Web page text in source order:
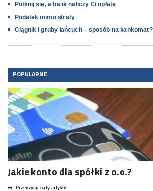
Potknij się, a bank naliczy Ci opłatę
Podatek mimo straty
Ciągnik i gruby łańcuch – sposób na bankomat?
POPULARNE
Jakie konto dla spółki z o.o.?
Przeczytaj cały artykuł